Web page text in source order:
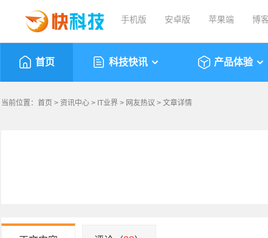
手机版 安卓版 苹果端 博
首页 科技快讯 产品体验
当前位置： 首页 > 资讯中心 > IT业界 > 网友热议 > 文章详情